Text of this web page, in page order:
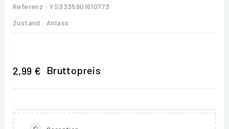
Referenz : YS3335901610773
Zustand : Anlass
2,99 € Bruttopreis